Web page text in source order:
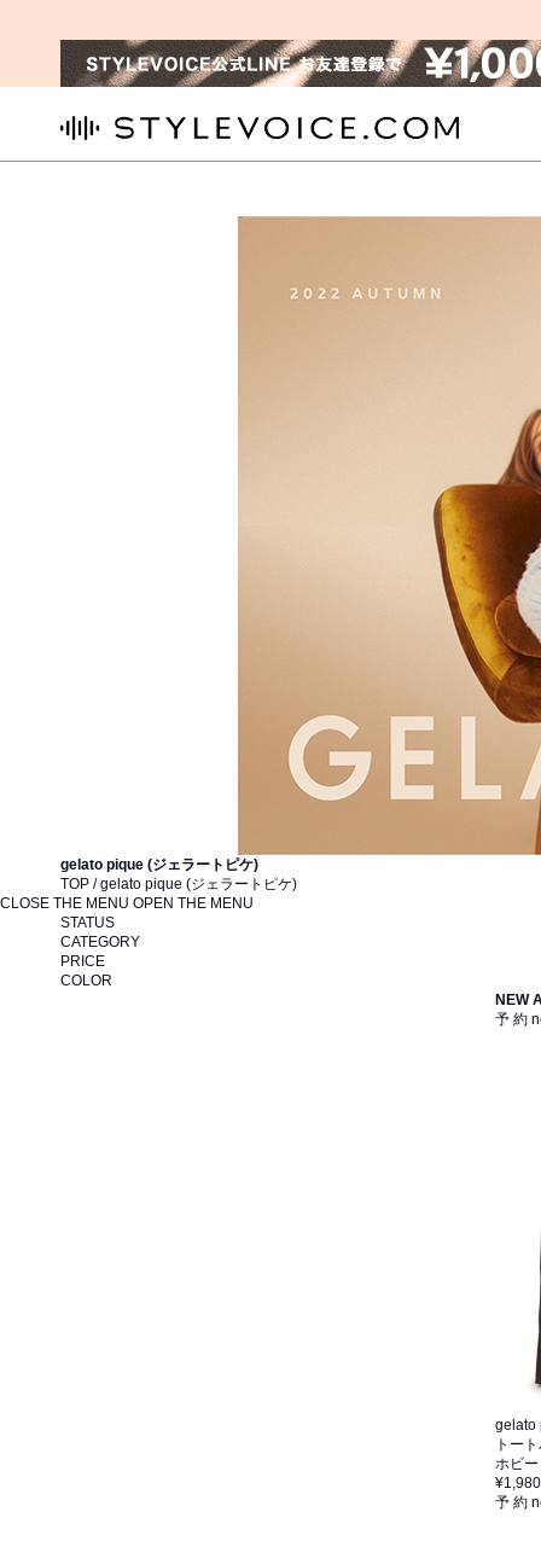
gelato pique (ジェラートピケ)
TOP / gelato pique (ジェラートピケ)
CLOSE THE MENU OPEN THE MENU
STATUS
CATEGORY
PRICE
COLOR
NEW
予 約
gelato
トー
ホビ
¥1,980
予 約